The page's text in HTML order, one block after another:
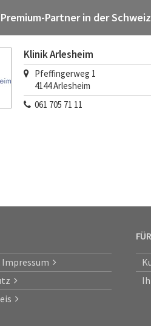
Partner in der
Klinik Arlesheim
Pfeffingerweg 1
4144Arlesheim
061 705 71 11